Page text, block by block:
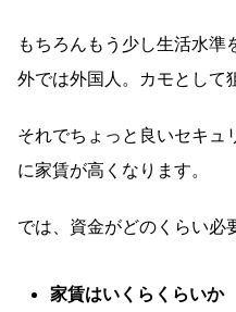
もちろんもう少し生活水
外では外国人。カモとして
それでちょっと良いセキュ
に家賃が高くなります。
では、資金がどのくらい必
家賃はいくらくらいか